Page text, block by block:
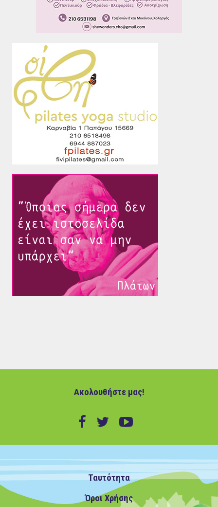
Ακολουθήστε μας!
Ταυτότητα
Όροι Χρήσης